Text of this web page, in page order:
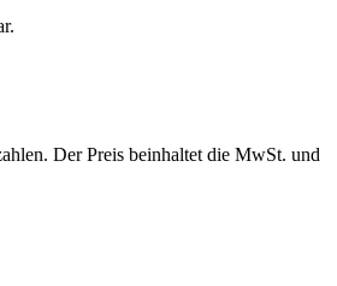
Der Preis beinhaltet die MwSt. und